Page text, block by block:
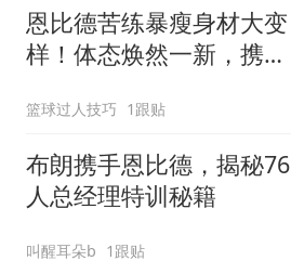
恩比德苦练暴瘦身材大变
样！体态焕然一新，携手
篮球过人技巧 1跟贴
布朗携手恩比德，揭秘76
人总经理特训秘籍
叫醒耳朵b 1跟贴